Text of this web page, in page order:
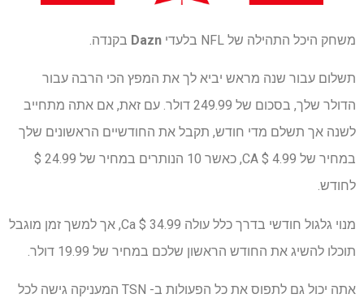
משחק היכל התהילה של NFL בלעדי Dazn בקנדה.
תשלום עבור שנה מראש יביא לך את המפץ הכי הרבה עבור
הדולר שלך, בסכום של 249.99 דולר. עם זאת, אם אתה מתחייב
לשנה אך תשלם מדי חודש, תקבל את החודשיים הראשונים שלך
במחיר של 4.99 $ CA, כאשר 10 הנותרים במחיר של 24.99 $
לחודש.
מנוי גלגול חודשי בדרך כלל עולה 34.99 $ Ca, אך למשך זמן מוגבל
תוכלו להשיג את החודש הראשון שלכם במחיר של 19.99 דולר.
אתה יכול גם לתפוס את כל הפעולות ב- TSN המעניקה גישה לכל